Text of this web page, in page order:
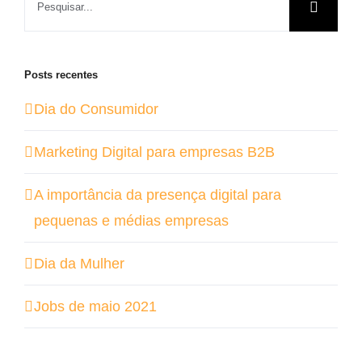
Posts recentes
Dia do Consumidor
Marketing Digital para empresas B2B
A importância da presença digital para
pequenas e médias empresas
Dia da Mulher
Jobs de maio 2021